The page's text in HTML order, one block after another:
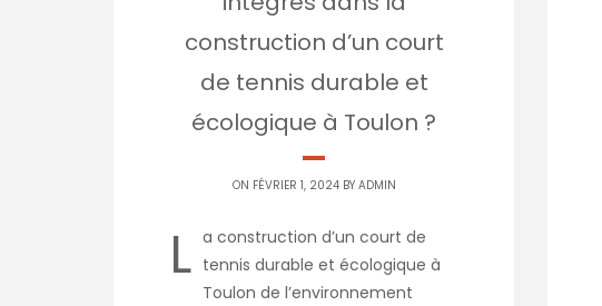
construction d’un court
de tennis durable et
écologique à Toulon ?
ON FÉVRIER 1, 2024 BY ADMIN
L a construction d’un court de
tennis durable et écologique à
Toulon de l’environnement